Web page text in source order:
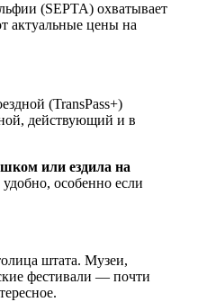
(SEPTA) охватывает
актуальные цены на
(TransPass+)
действующий и в
или ездила на
особенно если
штата. Музеи,
фестивали — почти